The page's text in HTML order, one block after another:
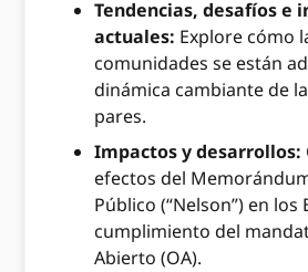
Tendencias, desafíos e
actuales: Explore cómo
comunidades se están
dinámica cambiante de
pares.
Impactos y desarrollos:
efectos del
Público (“Nelson”) en los
cumplimiento del
Abierto (OA).